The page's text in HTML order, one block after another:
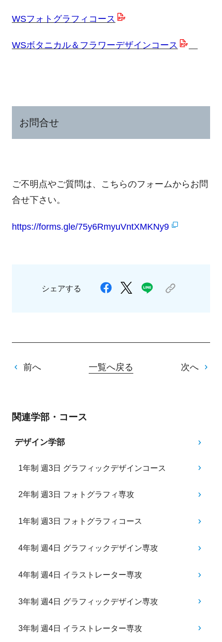
WSフォトグラフィコース
WSボタニカル＆フラワーデザインコース
お問合せ
ご不明点やご質問は、こちらのフォームからお問
合せ下さい。
https://forms.gle/75y6RmyuVntXMKNy9
シェアする
前へ 一覧へ戻る 次へ
関連学部・コース
デザイン学部
1年制 週3日 グラフィックデザインコース
2年制 週3日 フォトグラフィ専攻
1年制 週3日 フォトグラフィコース
4年制 週4日 グラフィックデザイン専攻
4年制 週4日 イラストレーター専攻
3年制 週4日 グラフィックデザイン専攻
3年制 週4日 イラストレーター専攻